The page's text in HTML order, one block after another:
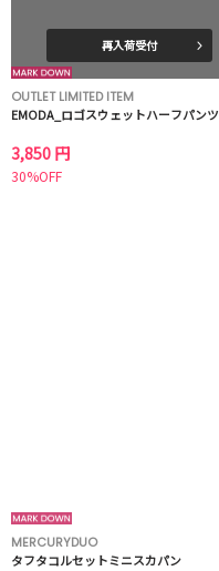
再入荷受付
OUTLET LIMITED ITEM
EMODA_ロゴスウェットハーフパンツ
3,850 円
30%OFF
MERCURYDUO
タフタコルセットミニスカパン